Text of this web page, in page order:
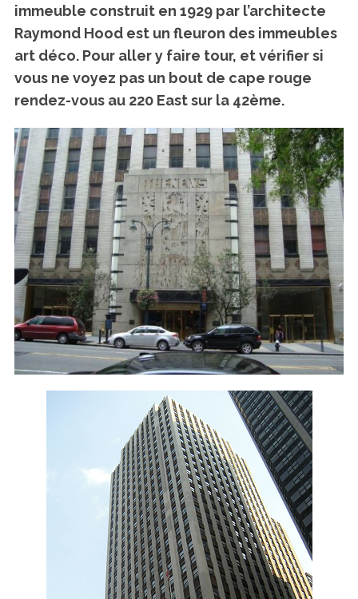
immeuble construit en 1929 par l’architecte
Raymond Hood est un fleuron des immeubles
art déco. Pour aller y faire tour, et vérifier si
vous ne voyez pas un bout de cape rouge
rendez-vous au 220 East sur la 42ème.